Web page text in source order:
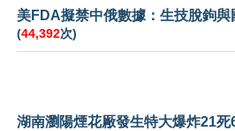
美FDA擬禁中俄數據：生技脫鉤與
(44,392次)
湖南瀏陽煙花厰發生特大爆炸21死